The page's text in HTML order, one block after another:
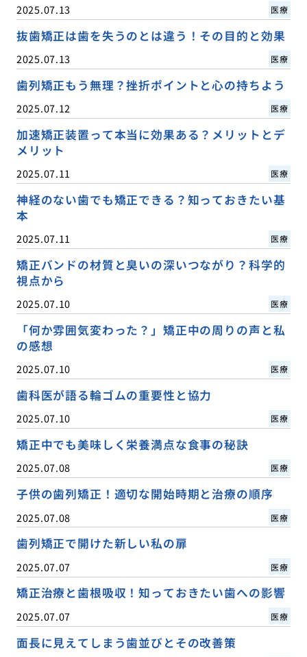
2025.07.13 医療
抜歯矯正は歯を失うのとは違う！その目的と効果
2025.07.13 医療
歯列矯正もう無理？挫折ポイントと心の持ちよう
2025.07.12 医療
加速矯正装置って本当に効果ある？メリットとデ
メリット
2025.07.11 医療
神経のない歯でも矯正できる？知っておきたい基
本
2025.07.11 医療
矯正バンドの材質と臭いの深いつながり？科学的
視点から
2025.07.10 医療
「何か雰囲気変わった？」矯正中の周りの声と私
の感想
2025.07.10 医療
歯科医が語る輪ゴムの重要性と協力
2025.07.10 医療
矯正中でも美味しく栄養満点な食事の秘訣
2025.07.08 医療
子供の歯列矯正！適切な開始時期と治療の順序
2025.07.08 医療
歯列矯正で開けた新しい私の扉
2025.07.07 医療
矯正治療と歯根吸収！知っておきたい歯への影響
2025.07.07 医療
面長に見えてしまう歯並びとその改善策